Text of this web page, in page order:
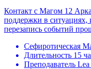
Контакт с Магом 12
поддержки в ситуациях,
перезапись событий
Сефиротическая
Длительность 15
Преподаватель